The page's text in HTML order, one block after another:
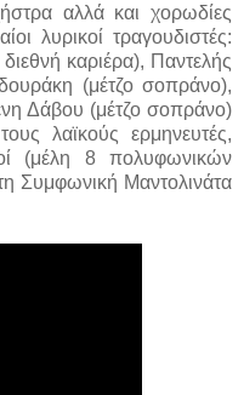
αλλά και χορωδίες
λυρικοί τραγουδιστές:
καριέρα), Παντελής
(μέτζο σοπράνο),
Δάβου (μέτζο σοπράνο)
λαϊκούς ερμηνευτές,
(μέλη 8 πολυφωνικών
Συμφωνική Μαντολινάτα